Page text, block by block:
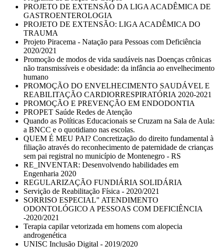
PROJETO DE EXTENSÃO DA LIGA ACADÊMICA DE
GASTROENTEROLOGIA
PROJETO DE EXTENSÃO: LIGA ACADÊMICA DO
TRAUMA
Projeto Piracema - Natação para Pessoas com Deficiência
2020/2021
Promoção de modos de vida saudáveis nas Doenças crônicas
não transmissíveis e obesidade: da infância ao envelhecimento
humano
PROMOÇÃO DO ENVELHECIMENTO SAUDÁVEL E
REABILITAÇÃO CARDIORRESPIRATÓRIA 2020-2021
PROMOÇÃO E PREVENÇÃO EM ENDODONTIA
PROPET Saúde Redes de Atenção
Quando as Políticas Educacionais se Cruzam na Sala de Aula:
a BNCC e o quotidiano nas escolas.
QUEM É MEU PAI? Concretização do direito fundamental à
filiação através do reconhecimento de paternidade de crianças
sem pai registral no município de Montenegro - RS
RE_INVENTAR: Desenvolvendo habilidades em
Engenharia 2020
REGULARIZAÇÃO FUNDIÁRIA SOLIDÁRIA
Servição de Reabilitação Física - 2020/2021
SORRISO ESPECIAL" ATENDIMENTO
ODONTOLÓGICO A PESSOAS COM DEFICIÊNCIA
-2020/2021
Terapia capilar vetorizada em homens com alopecia
androgenética
UNISC Inclusão Digital - 2019/2020